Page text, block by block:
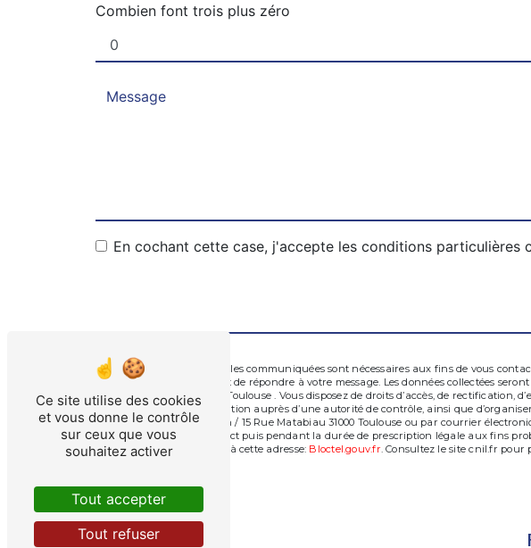
Combien font trois plus zéro
En cochant cette case, j'accepte les conditions particulières
** Les données personnelles communiquées sont nécessaires aux fins de vous
traitants dans le seul but de répondre à votre message. Les données collectées
/ 15 Rue Matabiau 31000 Toulouse . Vous disposez de droits d’accès, de
d’introduire une réclamation auprès d’une autorité de contrôle, ainsi que
nymphéas 31240 L'Union / 15 Rue Matabiau 31000 Toulouse ou par courrier
période de prise de contact puis pendant la durée de prescription légale aux fins
téléphonique, disponible à cette adresse:
Bloctel.gouv.fr. Consultez le site cnil.fr pour
Ce site utilise des cookies
et vous donne le contrôle
sur ceux que vous
souhaitez activer
Tout accepter
Tout refuser